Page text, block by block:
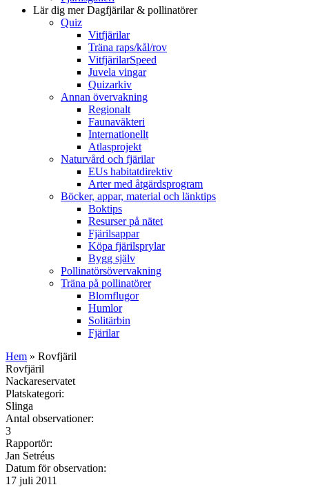
Lär dig merDagfjärilar & pollinatörer
Quiz
Vitfjärilar
Träna raps/kål/rov
VitfjärilarSpeed
Juvela vingar
Quizarkiv
Annan övervakning
Regionalt
Faunaväkteri
Internationellt
Atlasprojekt
Naturvård och fjärilar
EUs habitatdirektiv
Arter med åtgärdsprogram
Böcker, appar, material och länktips
Boktips
Resurser på nätet
Fjärilsappar
Köpa fjärilsprylar
Bygg själv
Pollinatörsövervakning
Träna på pollinatörer
Blomflugor
Humlor
Solitärbin
Fjärilar
Hem » Rovfjäril
Rovfjäril
Nackareservatet
Platskategori:
Slinga
Antal observationer:
3
Rapportör:
Jan Setréus
Datum för observation:
17 juli 2011